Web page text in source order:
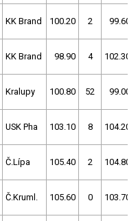
KK Brand 100.20 2 99.60
KK Brand 98.90 4 102.30
Kralupy 100.80 52 99.00
USK Pha 103.10 8 104.20
Č.Lípa 105.40 2 104.80
Č.Kruml. 105.60 0 103.70